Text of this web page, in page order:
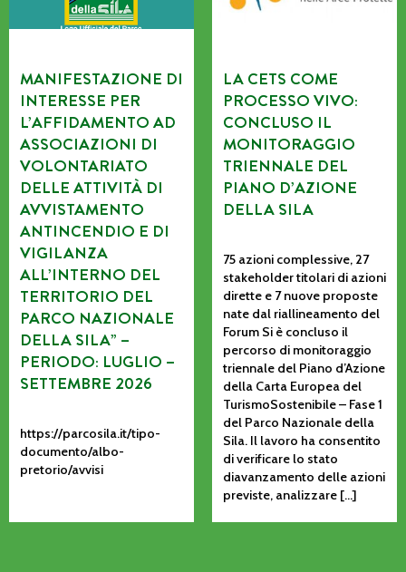
MANIFESTAZIONE DI
INTERESSE PER
L’AFFIDAMENTO AD
ASSOCIAZIONI DI
VOLONTARIATO
DELLE ATTIVITÀ DI
AVVISTAMENTO
ANTINCENDIO E DI
VIGILANZA
ALL’INTERNO DEL
TERRITORIO DEL
PARCO NAZIONALE
DELLA SILA” –
PERIODO: LUGLIO –
SETTEMBRE 2026
https://parcosila.it/tipo-
documento/albo-
pretorio/avvisi
LA CETS COME
PROCESSO VIVO:
CONCLUSO IL
MONITORAGGIO
TRIENNALE DEL
PIANO D’AZIONE
DELLA SILA
75 azioni complessive, 27
stakeholder titolari di azioni
dirette e 7 nuove proposte
nate dal riallineamento del
Forum Si è concluso il
percorso di monitoraggio
triennale del Piano d’Azione
della Carta Europea del
TurismoSostenibile – Fase 1
del Parco Nazionale della
Sila. Il lavoro ha consentito
di verificare lo stato
diavanzamento delle azioni
previste, analizzare […]